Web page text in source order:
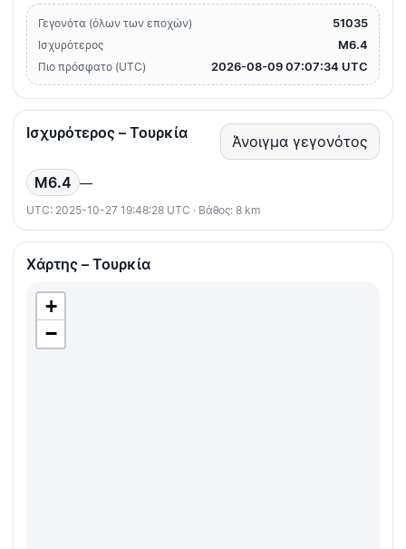
Γεγονότα (όλων των εποχών) 51035
Ισχυρότερος M6.4
Πιο πρόσφατο (UTC) 2026-08-09 07:07:34 UTC
Ισχυρότερος – Τουρκία Άνοιγμα γεγονότος
M6.4 —
UTC: 2025-10-27 19:48:28 UTC · Βάθος: 8 km
Χάρτης – Τουρκία
+
−